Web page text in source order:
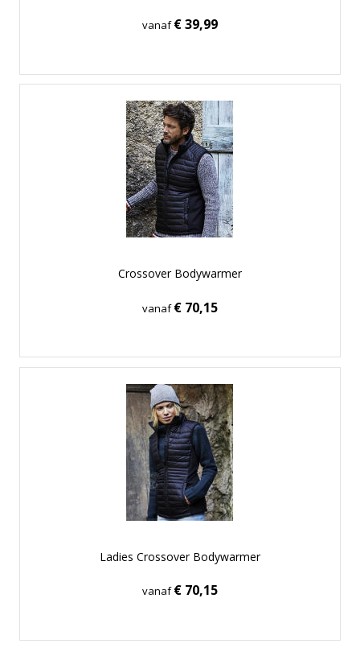
vanaf€ 39,99
Crossover Bodywarmer
vanaf€ 70,15
Ladies Crossover Bodywarmer
vanaf€ 70,15